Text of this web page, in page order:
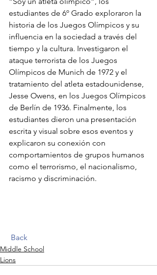
estudiantes de 6º Grado exploraron la
historia de los Juegos Olímpicos y su
influencia en la sociedad a través del
tiempo y la cultura. Investigaron el
ataque terrorista de los Juegos
Olímpicos de Munich de 1972 y el
tratamiento del atleta estadounidense,
Jesse Owens, en los Juegos Olímpicos
de Berlín de 1936. Finalmente, los
estudiantes dieron una presentación
escrita y visual sobre esos eventos y
explicaron su conexión con
comportamientos de grupos humanos
como el terrorismo, el nacionalismo,
racismo y discriminación.
Back
Middle School
Lions